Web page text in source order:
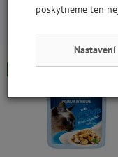
Skladem
poskytneme ten
Nastavení